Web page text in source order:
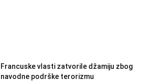
Francuske vlasti zatvorile džamiju zbog
navodne podrške terorizmu